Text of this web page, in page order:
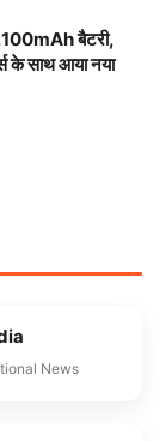
बैटरी,
के साथ आया नया
News